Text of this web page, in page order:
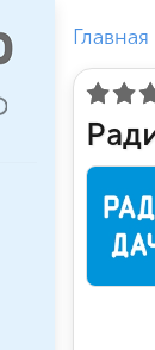
Главная